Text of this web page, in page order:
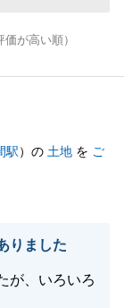
が高い順）
駅）の 土地 を ご
りました
が、いろいろ